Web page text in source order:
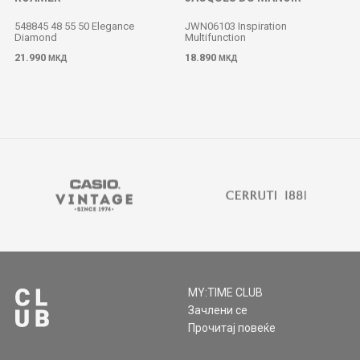
548845 48 55 50 Elegance
Diamond
21.990 МКД
JWN06103 Inspiration
Multifunction
18.890 МКД
MY:TIME CLUB
Зачлени се
Прочитај повеќе